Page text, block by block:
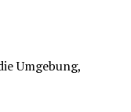
Umgebung,